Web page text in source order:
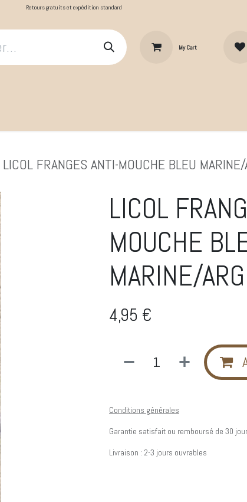
Retours gratuits et expédition standard
My Cart
LICOL FRANGES ANTI-MOUCHE BLEU
LICOL
MOUCHE
MARINE/
4,95 €
Conditions générales
Garantie satisfait ou remboursé de 30
Livraison : 2-3 jours ouvrables